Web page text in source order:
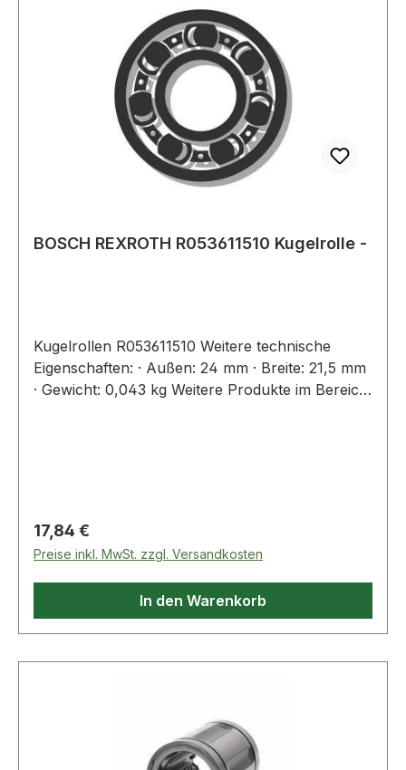
BOSCH REXROTH R053611510 Kugelrolle -
Kugelrollen R053611510 Weitere technische
Eigenschaften: · Außen: 24 mm · Breite: 21,5 mm
· Gewicht: 0,043 kg Weitere Produkte im Bereich
Regulärer Preis:
17,84 €
Preise inkl. MwSt. zzgl. Versandkosten
In den Warenkorb